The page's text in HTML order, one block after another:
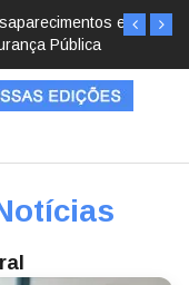
em
Pública